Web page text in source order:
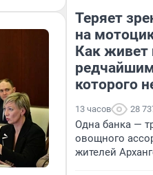
Теряет
на
Как живет
которого
13 часов 28
Одна банка —
овощного
жителей